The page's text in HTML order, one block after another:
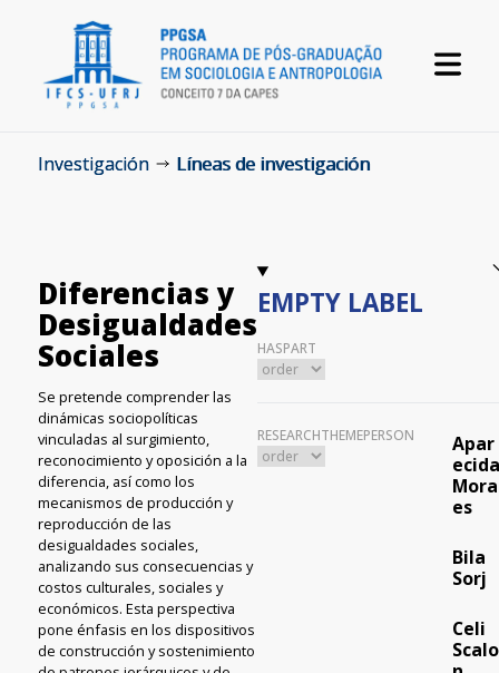
Investigación Líneas de investigación
Diferencias y
Desigualdades
Sociales
Se pretende comprender las
dinámicas sociopolíticas
vinculadas al surgimiento,
reconocimiento y oposición a la
diferencia, así como los
mecanismos de producción y
reproducción de las
desigualdades sociales,
analizando sus consecuencias y
costos culturales, sociales y
económicos. Esta perspectiva
pone énfasis en los dispositivos
de construcción y sostenimiento
EMPTY LABEL
HASPART
RESEARCHTHEMEPERSON
Apar
Mora
es
Bila
Sorj
Celi
Scalo